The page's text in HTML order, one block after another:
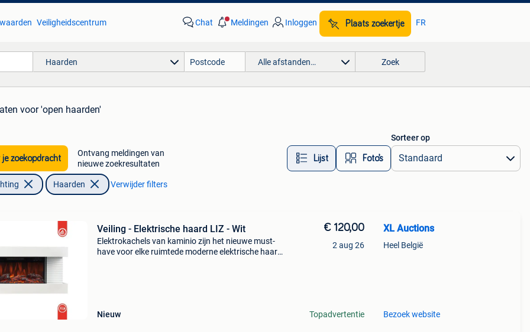
Veiligheidscentrum Chat Meldingen Inloggen Plaats zoekertje FR
Haarden Alle afstanden… Zoek
voor 'open haarden'
je zoekopdracht
Ontvang meldingen van
nieuwe zoekresultaten
Lijst Foto’s
Sorteer op
Haarden Verwijder filters
Veiling - Elektrische haard LIZ - Wit
Elektrokachels van kaminio zijn het nieuwe must-
have voor elke ruimtede moderne elektrische haard
Nieuw
€ 120,00
2 aug 26
Topadvertentie
XL Auctions
Heel België
Bezoek website